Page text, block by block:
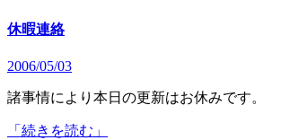
休暇連絡
2006/05/03
諸事情により本日の更新はお休みです。
「続きを読む」